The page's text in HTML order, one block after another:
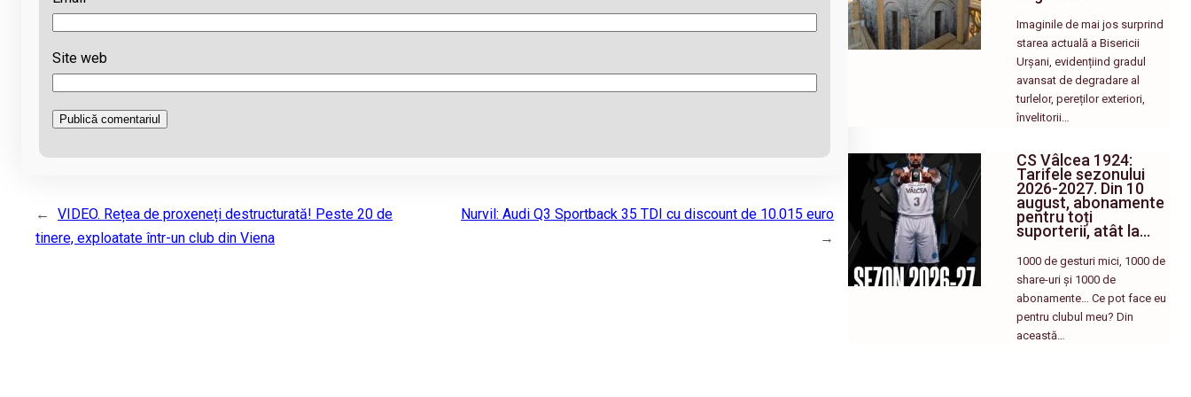
Site web
←
VIDEO. Rețea de proxeneți destructurată! Peste 20 de
tinere, exploatate într-un club din Viena
Nurvil: Audi Q3 Sportback 35 TDI cu discount de 10.015 euro
→
Imaginile de mai jos surprind
starea actuală a Bisericii
Urșani, evidențiind gradul
avansat de degradare al
turlelor, pereților exteriori,
învelitorii…
CS Vâlcea 1924:
Tarifele sezonului
2026-2027. Din 10
august, abonamente
pentru toți
suporterii, atât la…
1000 de gesturi mici, 1000 de
share-uri și 1000 de
abonamente… Ce pot face eu
pentru clubul meu? Din
această…